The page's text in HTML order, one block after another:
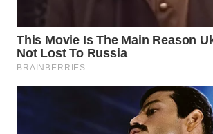
WN
CIREBON